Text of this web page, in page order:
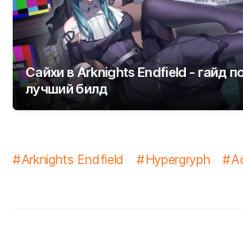
Сайхи в Arknights Endfield - гайд
лучший билд
Arknights Endfield Hypergryph